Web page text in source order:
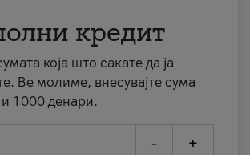
кредит
која што сакате да ја
Ве молиме, внесувајте сума
1000 денари.
- +